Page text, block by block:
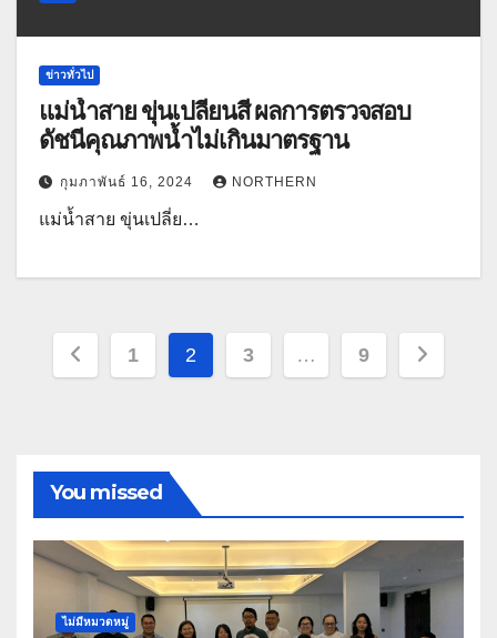
ข่าวทั่วไป
แม่น้ำสาย ขุ่นเปลี่ยนสี ผลการตรวจสอบ
ดัชนีคุณภาพน้ำไม่เกินมาตรฐาน
กุมภาพันธ์ 16, 2024 NORTHERN
แม่น้ำสาย ขุ่นเปลี่ย…
Posts
1 2 3 … 9
You missed
ไม่มีหมวดหมู่